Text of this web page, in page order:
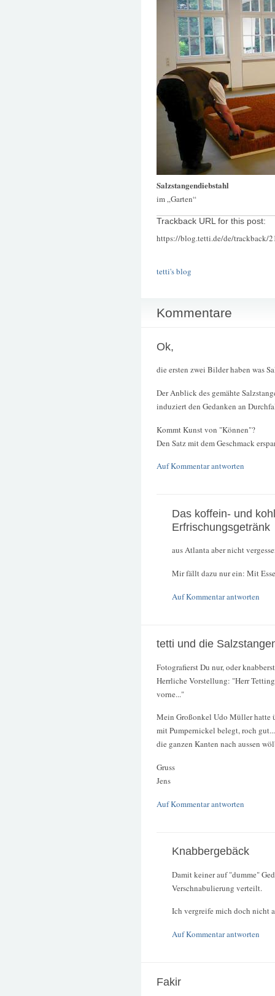
Salzstangendiebstahl
im „Garten“
Trackback URL for this post:
https://blog.tetti.de/de/trackback/
tetti's blog
Kommentare
Ok,
die ersten zwei Bilder haben was
Der Anblick des gemähte
induziert den Gedanken an
Kommt Kunst von "Können"?
Den Satz mit dem Geschmack
Auf Kommentar antworten
Das koffein- und
Erfrischungsgetränk
aus Atlanta aber nicht
Mir fällt dazu nur ein: Mit
Auf Kommentar antworten
tetti und die
Fotografierst Du nur, oder
Herrliche Vorstellung: "Herr
vorne..."
Mein Großonkel Udo Müller hatte
mit Pumpernickel belegt, roch
die ganzen Kanten nach aussen
Gruss
Jens
Auf Kommentar antworten
Knabbergebäck
Damit keiner auf "dumme"
Verschnabulierung verteilt.
Ich vergreife mich doch nicht
Auf Kommentar antworten
Fakir